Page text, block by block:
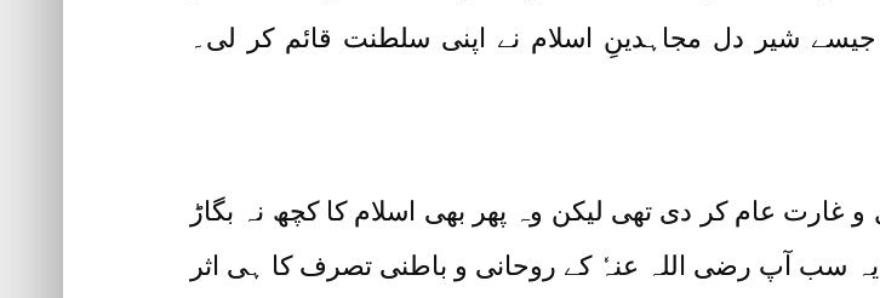
جیسے شیر دل مجاہدینِ اسلام نے اپنی سلطنت قائم کر لی۔
عام کر دی تھی لیکن وہ پھر بھی اسلام کا کچھ نہ بگاڑ
سب آپ رضی اللہ عنہٗ کے روحانی و باطنی تصرف کا ہی اثر